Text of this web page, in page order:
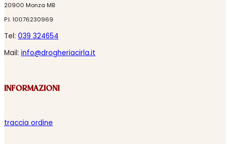
20900 Monza MB
P.I. 10076230969
Tel: 039 324654
Mail: info@drogheriacirla.it
INFORMAZIONI
traccia ordine